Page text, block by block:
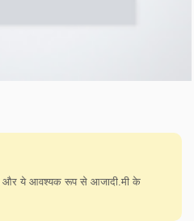
और ये आवश्यक रूप से आजादी.मी के